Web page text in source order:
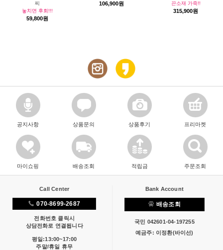
찌
놓치면 후회!!!
59,800원
106,900원
끈소재 가죽!!
315,900원
공지사항 상품문의 상품후기 프리마켓
마이쇼핑 배송조회 적립금 주문조회
Call Center
070-8699-2687
전화번호 클릭시
상담전화로 연결됩니다
평일:13:00~17:00
주말/휴일 휴무
Bank Account
배송조회
국민 042601-04-197255
예금주: 이정환(바이선)